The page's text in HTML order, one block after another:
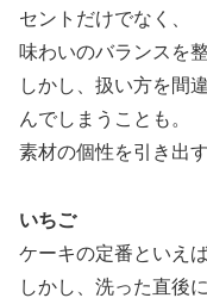
セントだけでなく、
味わいのバランスを
しかし、扱い方を間
んでしまうことも。
素材の個性を引き出
いちご
ケーキの定番といえ
しかし、洗った直後